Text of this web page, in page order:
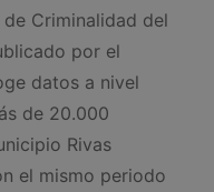
Criminalidad del
por el
datos a nivel
de 20.000
Rivas
el mismo periodo